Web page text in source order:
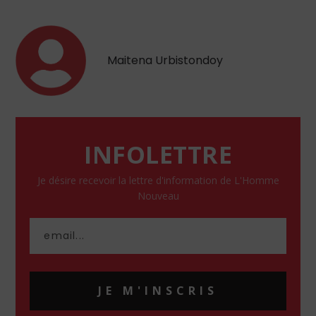
Maitena Urbistondoy
INFOLETTRE
Je désire recevoir la lettre d'information de L'Homme
Nouveau
JE M'INSCRIS